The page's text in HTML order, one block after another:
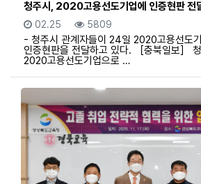
청주시, 2020고용선도기업에 인증현판
등록일
02.25 조회
5809
- 청주시 관계자들이 24일 2020고용선도
인증현판을 전달하고 있다. ［충북일보］
2020고용선도기업으로 …